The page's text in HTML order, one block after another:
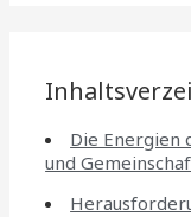
Die Energien
und